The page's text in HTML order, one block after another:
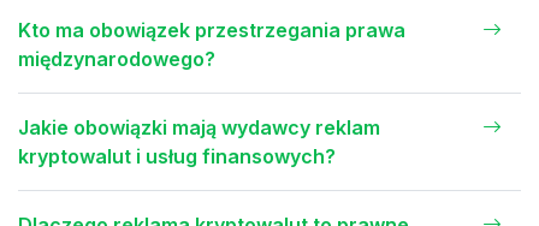
Kto ma obowiązek przestrzegania prawa
międzynarodowego?
Jakie obowiązki mają wydawcy reklam
kryptowalut i usług finansowych?